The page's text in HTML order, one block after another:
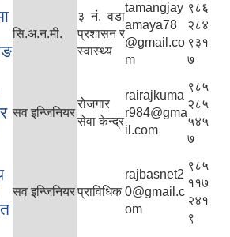
सि.अ.न.मी.
३ नं. वडा
प्रशासन र
स्वास्थ्य
tamangjay
amaya78
@gmail.co
m
९८६
२८४
९३१
७
सव इन्जिनियर
रोजगार
सेवा केन्द्र
rairajkuma
r984@gma
il.com
९८५
२८५
५४५
७
सव इन्जिनियरप्राविधिक
rajbasnet2
0@gmail.c
om
९८५
११७
२४१
९